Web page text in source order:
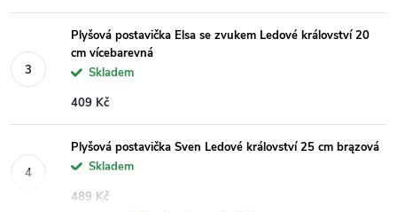
Plyšová postavička Elsa se zvukem Ledové království 20
cm vícebarevná
Skladem
409 Kč
Plyšová postavička Sven Ledové království 25 cm brązová
Skladem
489 Kč